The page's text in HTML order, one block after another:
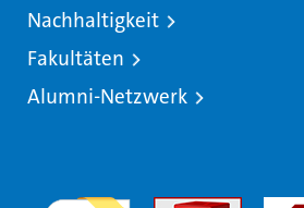
Nachhaltigkeit
Fakultäten
Alumni-Netzwerk